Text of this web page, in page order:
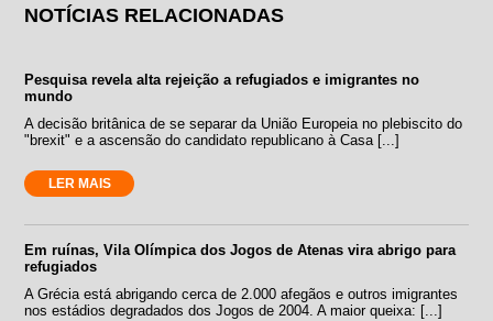
NOTÍCIAS RELACIONADAS
Pesquisa revela alta rejeição a refugiados e imigrantes no
mundo
A decisão britânica de se separar da União Europeia no plebiscito do
"brexit" e a ascensão do candidato republicano à Casa [...]
LER MAIS
Em ruínas, Vila Olímpica dos Jogos de Atenas vira abrigo para
refugiados
A Grécia está abrigando cerca de 2.000 afegãos e outros imigrantes
nos estádios degradados dos Jogos de 2004. A maior queixa: [...]